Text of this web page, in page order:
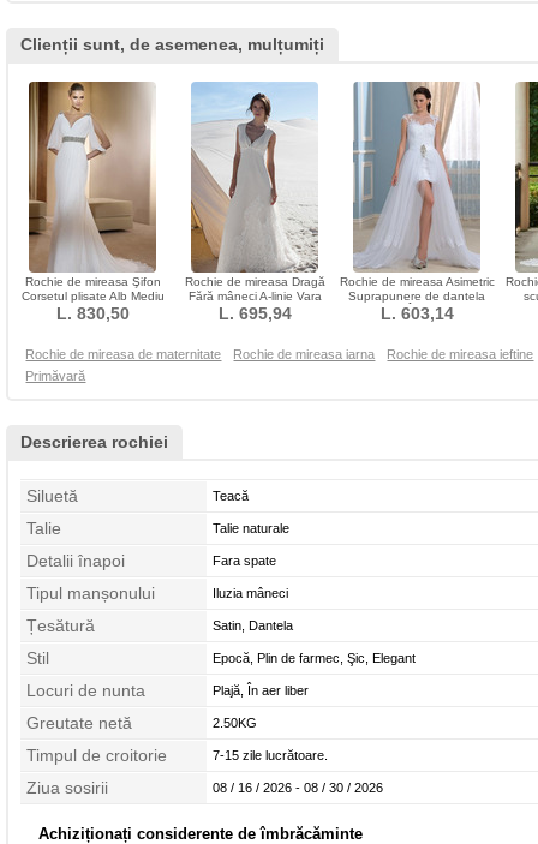
Clienții sunt, de asemenea, mulțumiți
Rochie de mireasa Şifon
Corsetul plisate Alb Mediu
Etaj lungime
L. 830,50
Rochie de mireasa Dragă
Fără mâneci A-linie Vara
Plajă Talie imperiu
L. 695,94
Rochie de mireasa Asimetric
Suprapunere de dantela
Cădea În aer liber
L. 603,14
Rochie de mireasa de maternitate Rochie de mireasa iarna
Rochie de mireasa ieftine
Primăvară
Descrierea rochiei
Siluetă Teacă
Talie Talie naturale
Detalii înapoi Fara spate
Tipul manșonului Iluzia mâneci
Țesătură Satin, Dantela
Stil Epocă, Plin de farmec, Şic, Elegant
Locuri de nunta Plajă, În aer liber
Greutate netă 2.50KG
Timpul de croitorie 7-15 zile lucrătoare.
Ziua sosirii 08 / 16 / 2026 - 08 / 30 / 2026
Achiziționați considerente de îmbrăcăminte